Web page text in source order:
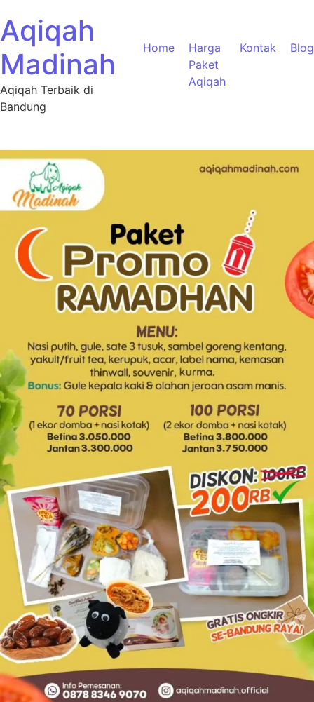
Aqiqah
Madinah
Aqiqah Terbaik di
Bandung
Home
Harga
Paket
Aqiqah
Kontak Blog